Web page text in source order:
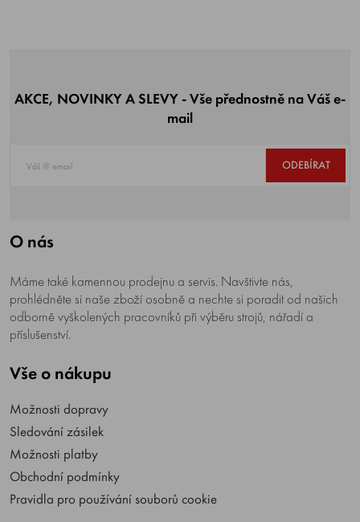
AKCE, NOVINKY A SLEVY - Vše přednostně na Váš e-
mail
ODEBÍRAT
O nás
Máme také kamennou prodejnu a servis. Navštivte nás,
prohlédněte si naše zboží osobně a nechte si poradit od našich
odborně vyškolených pracovníků při výběru strojů, nářadí a
příslušenství.
Vše o nákupu
Možnosti dopravy
Sledování zásilek
Možnosti platby
Obchodní podmínky
Pravidla pro používání souborů cookie